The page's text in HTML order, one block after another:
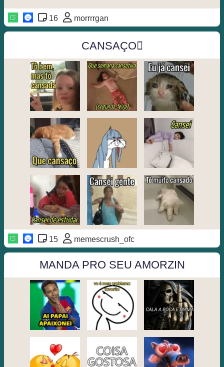
16 morrrrgan
CANSAÇO🫩
15 memescrush_ofc
MANDA PRO SEU AMORZIN